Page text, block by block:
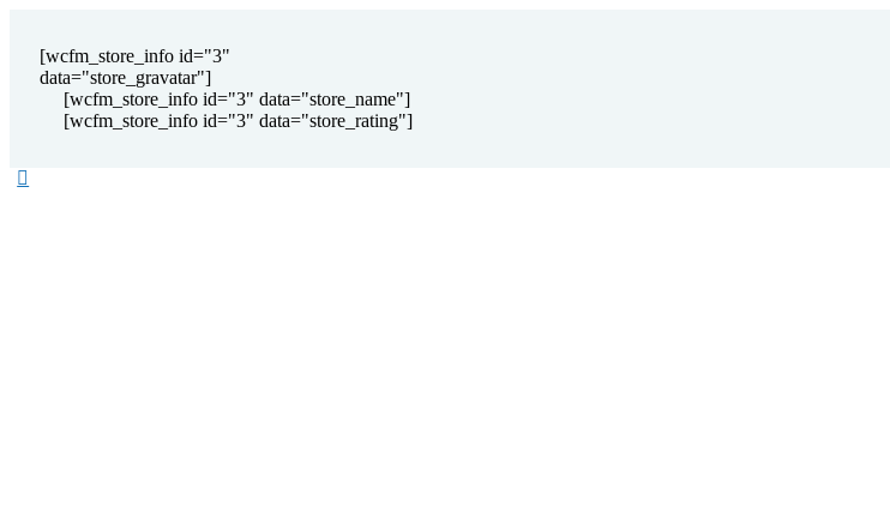
[wcfm_store_info id="3"
data="store_gravatar"]
[wcfm_store_info id="3" data="store_name"]
[wcfm_store_info id="3" data="store_rating"]